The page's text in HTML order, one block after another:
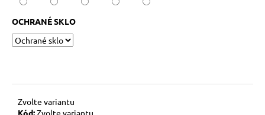
OCHRANÉ SKLO
Zvolte variantu
Kód:Zvolte variantu
r
u
č
e
m
e